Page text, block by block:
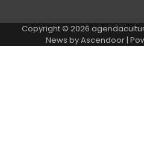
Copyright © 2026
News byAscendoor|